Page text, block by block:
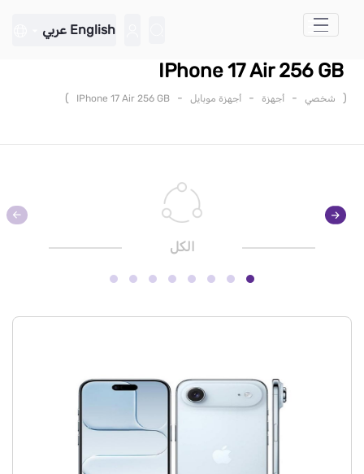
تخطي إلى المحتوى الرئيسي
English عربي
IPhone 17 Air 256 GB
( شخصي - أجهزة - أجهزة موبايل -
IPhone 17 Air 256 GB
)
الكل